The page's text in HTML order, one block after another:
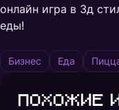
онлайн игра в 3д
еды!
Бизнес Еда
Похожие